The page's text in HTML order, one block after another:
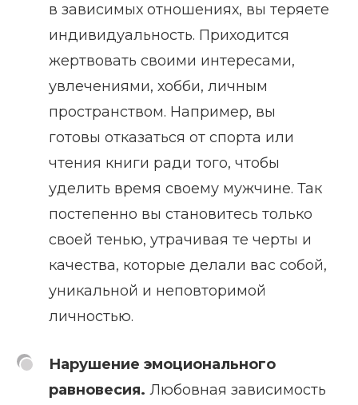
в зависимых отношениях, вы теряете
индивидуальность. Приходится
жертвовать своими интересами,
увлечениями, хобби, личным
пространством. Например, вы
готовы отказаться от спорта или
чтения книги ради того, чтобы
уделить время своему мужчине. Так
постепенно вы становитесь только
своей тенью, утрачивая те черты и
качества, которые делали вас собой,
уникальной и неповторимой
личностью.
Нарушение эмоционального
равновесия. Любовная зависимость